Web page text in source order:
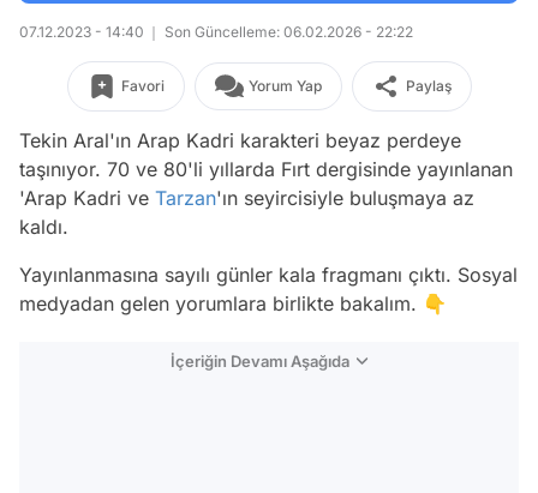
07.12.2023 - 14:40 Son Güncelleme: 06.02.2026 - 22:22
Favori Yorum Yap Paylaş
Tekin Aral'ın Arap Kadri karakteri beyaz perdeye
taşınıyor. 70 ve 80'li yıllarda Fırt dergisinde yayınlanan
'Arap Kadri ve Tarzan'ın seyircisiyle buluşmaya az
kaldı.
Yayınlanmasına sayılı günler kala fragmanı çıktı. Sosyal
medyadan gelen yorumlara birlikte bakalım. 👇
İçeriğin Devamı Aşağıda